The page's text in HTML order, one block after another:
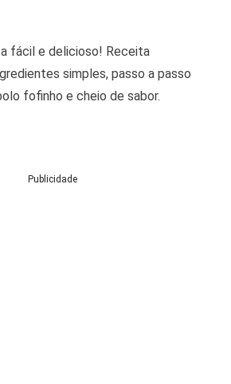
fácil e delicioso! Receita
simples, passo a passo
fofinho e cheio de sabor.
Publicidade